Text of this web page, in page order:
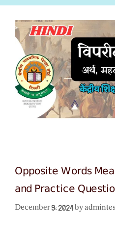
Opposite Words
and Practice
December 9, 2024 by